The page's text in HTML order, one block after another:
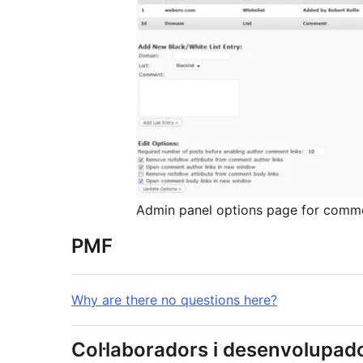
Admin panel options page for
PMF
Why are there no questions here?
Col·laboradors i